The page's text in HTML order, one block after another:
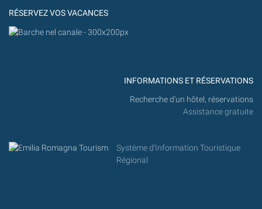
RÉSERVEZ VOS VACANCES
INFORMATIONS ET RÉSERVATIONS
Recherche d'un hôtel, réservations
Assistance gratuite
Système d'Information Touristique
Régional